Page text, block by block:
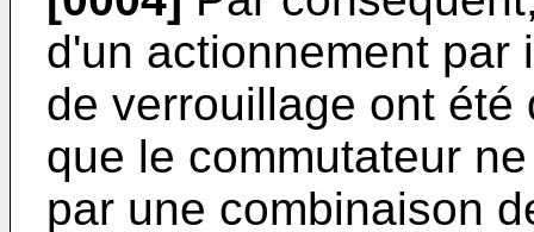
d'un actionnement par
de verrouillage ont
que le commutateur
par une combinaison